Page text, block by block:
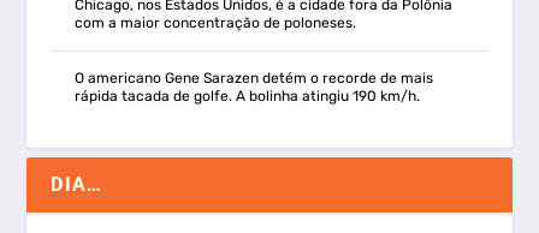
Chicago, nos Estados Unidos, é a cidade fora da Polônia
com a maior concentração de poloneses.
O americano Gene Sarazen detém o recorde de mais
rápida tacada de golfe. A bolinha atingiu 190 km/h.
DIA…